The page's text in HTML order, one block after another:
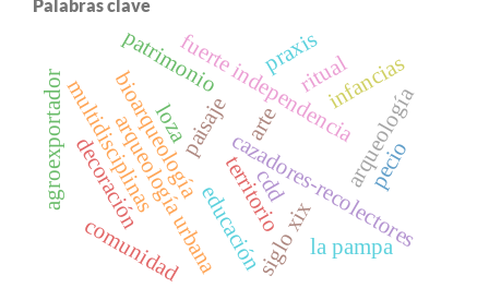
Palabras clave
bioarqueologíacazadores-recolectores
arte
paisaje
territorio
arqueología urbana
multidisciplinasfuerte independencia
siglo xixla pampa
loza
decoración arqueología
comunidadeducación
infancias
patrimonio
pecio
agroexportador
praxis
cdd
ritual